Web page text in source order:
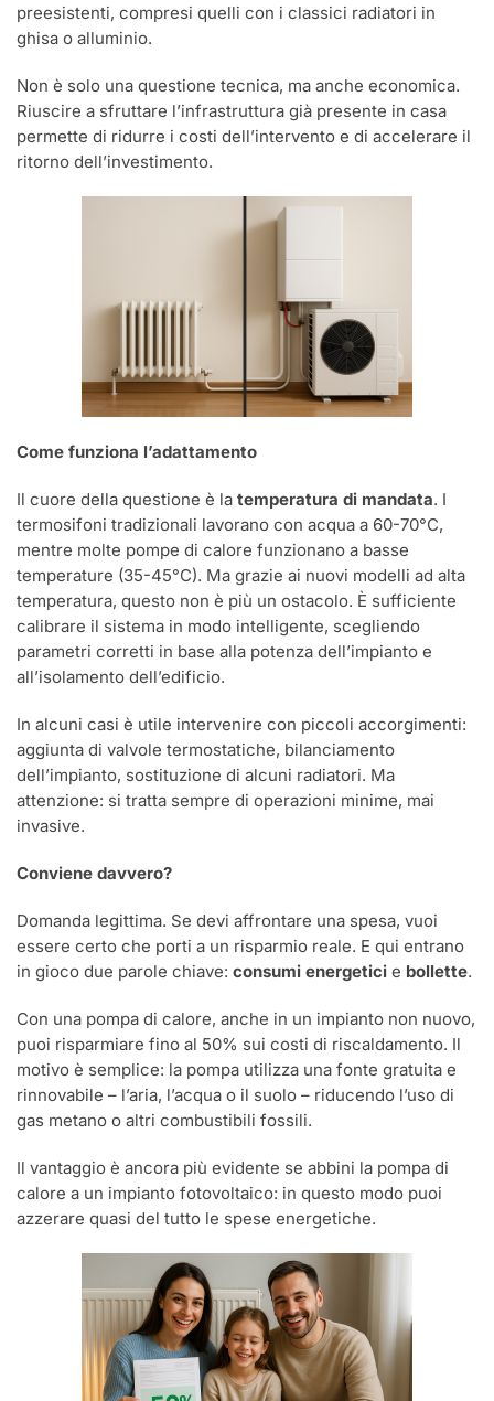
preesistenti, compresi quelli con i classici radiatori in
ghisa o alluminio.
Non è solo una questione tecnica, ma anche economica.
Riuscire a sfruttare l’infrastruttura già presente in casa
permette di ridurre i costi dell’intervento e di accelerare il
ritorno dell’investimento.
Come funziona l’adattamento
Il cuore della questione è la temperatura di mandata. I
termosifoni tradizionali lavorano con acqua a 60-70°C,
mentre molte pompe di calore funzionano a basse
temperature (35-45°C). Ma grazie ai nuovi modelli ad alta
temperatura, questo non è più un ostacolo. È sufficiente
calibrare il sistema in modo intelligente, scegliendo
parametri corretti in base alla potenza dell’impianto e
all’isolamento dell’edificio.
In alcuni casi è utile intervenire con piccoli accorgimenti:
aggiunta di valvole termostatiche, bilanciamento
dell’impianto, sostituzione di alcuni radiatori. Ma
attenzione: si tratta sempre di operazioni minime, mai
invasive.
Conviene davvero?
Domanda legittima. Se devi affrontare una spesa, vuoi
essere certo che porti a un risparmio reale. E qui entrano
in gioco due parole chiave: consumi energetici e bollette.
Con una pompa di calore, anche in un impianto non nuovo,
puoi risparmiare fino al 50% sui costi di riscaldamento. Il
motivo è semplice: la pompa utilizza una fonte gratuita e
rinnovabile – l’aria, l’acqua o il suolo – riducendo l’uso di
gas metano o altri combustibili fossili.
Il vantaggio è ancora più evidente se abbini la pompa di
calore a un impianto fotovoltaico: in questo modo puoi
azzerare quasi del tutto le spese energetiche.